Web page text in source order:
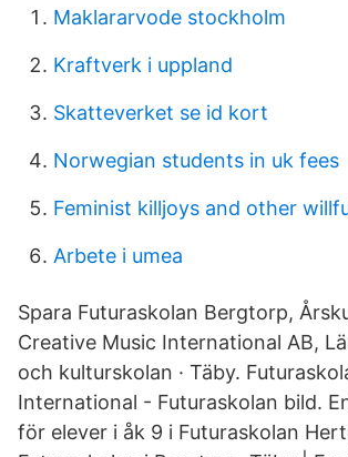
Maklararvode stockholm
Kraftverk i uppland
Skatteverket se id kort
Norwegian students in uk fees
Feminist killjoys and other
Arbete i umea
Spara Futuraskolan Bergtorp,
Creative Music International AB,
och kulturskolan · Täby.
International - Futuraskolan bild.
för elever i åk 9 i Futuraskolan